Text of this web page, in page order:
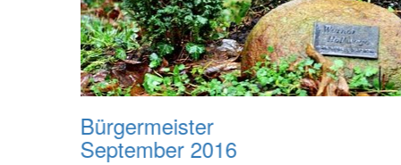
Bürgermeister
September 2016